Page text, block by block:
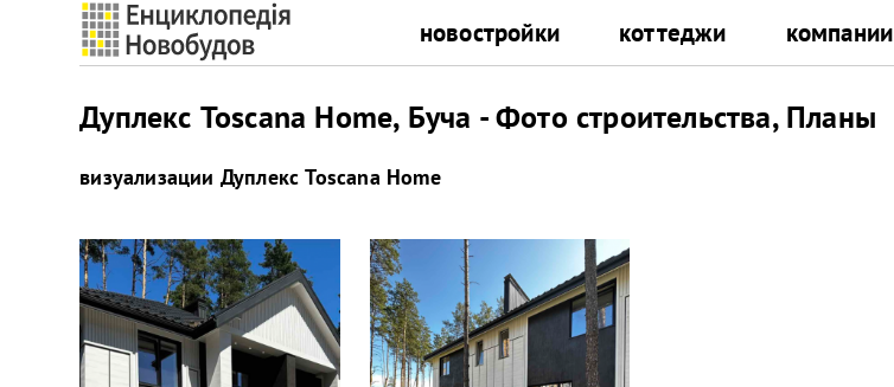
новостройки коттеджи компании
Дуплекс Toscana Home, Буча - Фото строительства, Планы
визуализации Дуплекс Toscana Home